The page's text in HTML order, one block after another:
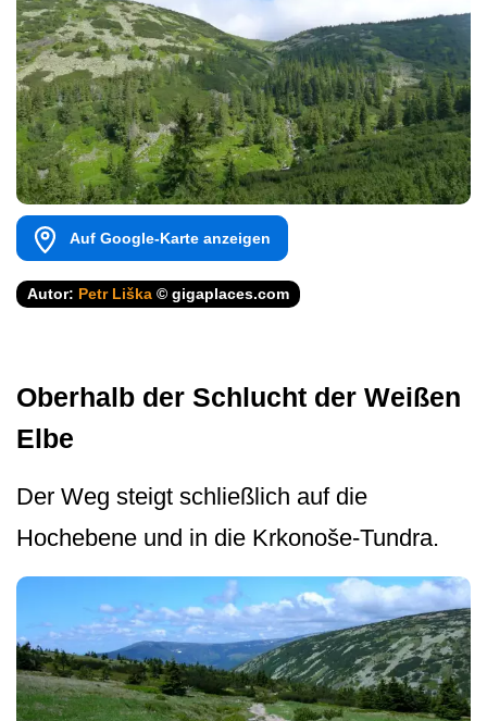
Auf Google-Karte anzeigen
Autor: Petr Liška © gigaplaces.com
Oberhalb der Schlucht der Weißen
Elbe
Der Weg steigt schließlich auf die
Hochebene und in die Krkonoše-Tundra.